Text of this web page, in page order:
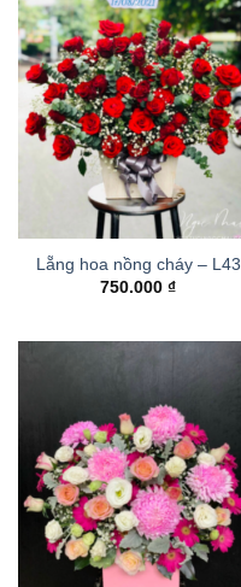
Lẵng hoa nồng cháy – L43
750.000 ₫